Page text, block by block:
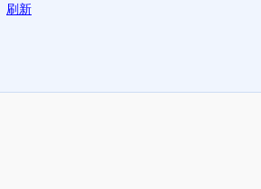
刷新